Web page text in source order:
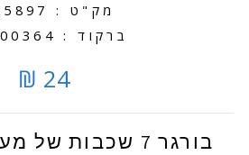
מק"ט : GA5897
ברקוד : 20300364
24 ₪
בורגר 7 שכבות של מעיכה מטריפה